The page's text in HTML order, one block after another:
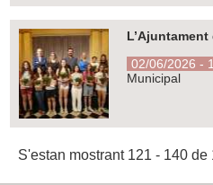
02/06/2026 -
Municipal
S'estan mostrant 121 - 140 de